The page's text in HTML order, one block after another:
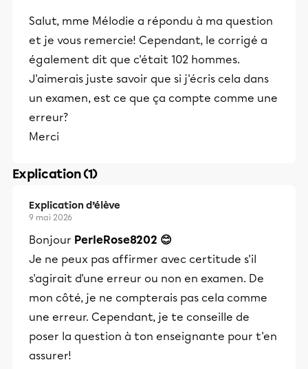
Salut, mme Mélodie a répondu à ma question
et je vous remercie! Cependant, le corrigé a
également dit que c'était 102 hommes.
J'aimerais juste savoir que si j'écris cela dans
un examen, est ce que ça compte comme une
erreur?
Merci
Explication (1)
Explication d’élève
9 mai 2026
Bonjour PerleRose8202 😊
Je ne peux pas affirmer avec certitude s'il
s'agirait d'une erreur ou non en examen. De
mon côté, je ne compterais pas cela comme
une erreur. Cependant, je te conseille de
poser la question à ton enseignante pour t'en
assurer!